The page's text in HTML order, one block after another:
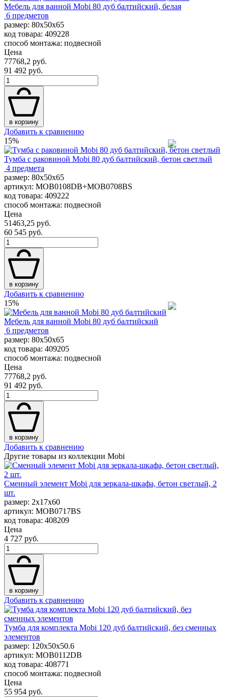
Мебель для ванной Mobi 80 дуб балтийский, белая
6 предметов
размер: 80x50x65
код товара: 409228
способ монтажа: подвесной
Цена
77768,2 руб.
91 492 руб.
в корзину
Добавить к сравнению
15%
Тумба с раковиной Mobi 80 дуб балтийский, бетон светлый
4 предмета
размер: 80x50x65
артикул: MOB0108DB+MOB0708BS
код товара: 409222
способ монтажа: подвесной
Цена
51463,25 руб.
60 545 руб.
в корзину
Добавить к сравнению
15%
Мебель для ванной Mobi 80 дуб балтийский
6 предметов
размер: 80x50x65
код товара: 409205
способ монтажа: подвесной
Цена
77768,2 руб.
91 492 руб.
в корзину
Добавить к сравнению
Другие товары из коллекции Mobi
Сменный элемент Mobi для зеркала-шкафа, бетон светлый, 2
шт.
размер: 2x17x60
артикул: MOB0717BS
код товара: 408209
Цена
4 727 руб.
в корзину
Добавить к сравнению
Тумба для комплекта Mobi 120 дуб балтийский, без сменных
элементов
размер: 120x50x50.6
артикул: MOB0112DB
код товара: 408771
способ монтажа: подвесной
Цена
55 954 руб.